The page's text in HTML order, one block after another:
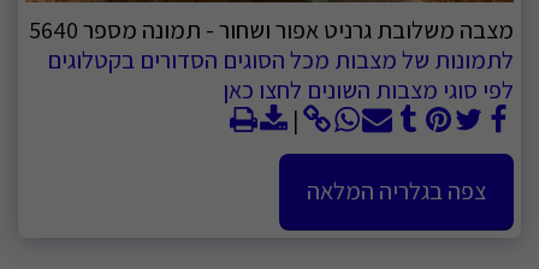
מצבה משלובת גרניט אפור ושחור - תמונה מספר 5640
לתמונות של מצבות מכל הסוגים הסדורים בקטלוגים
לפי סוגי מצבות השונים לחצו כאן
צפה בגלריה המלאה